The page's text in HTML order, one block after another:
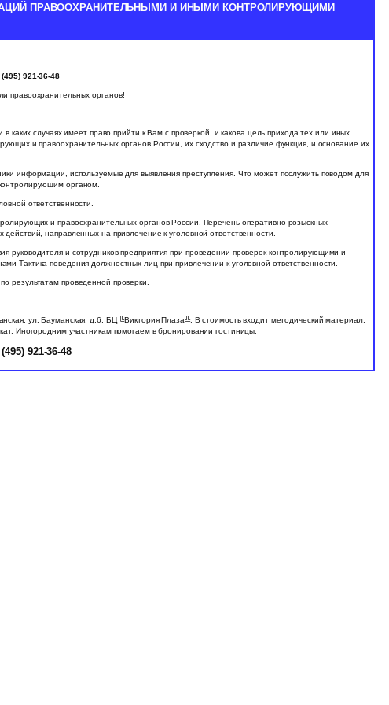
ПРАВООХРАНИТЕЛЬНЫМИ И ИНЫМИ КОНТРОЛИРУЮЩИМИ
(495) 921-36-48
правоохранительных органов!
в каких случаях имеет право прийти к Вам с проверкой, и какова цель прихода тех или иных
и правоохранительных органов России, их сходство и различие функция, и основание их
информации, используемые для выявления преступления. Что может послужить поводом для
органом.
ответственности.
и правоохранительных органов России. Перечень оперативно-розыскных
действий, направленных на привлечение к уголовной ответственности.
руководителя и сотрудников предприятия при проведении проверок контролирующими и
Тактика поведения должностных лиц при привлечении к уголовной ответственности.
результатам проведенной проверки.
ул. Бауманская, д.6, БЦ ╚Виктория Плаза╩. В стоимость входит методический материал,
Иногородним участникам помогаем в бронировании гостиницы.
(495) 921-36-48